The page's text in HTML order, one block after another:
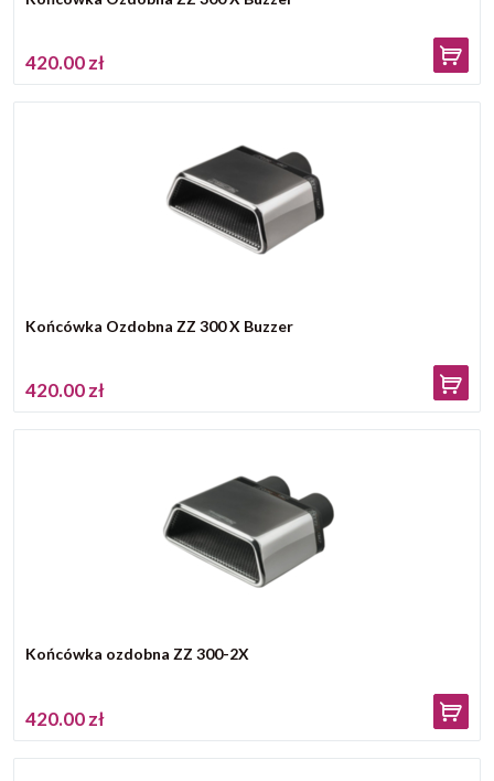
420.00 zł
Końcówka Ozdobna ZZ 300 X Buzzer
420.00 zł
Końcówka ozdobna ZZ 300-2X
420.00 zł